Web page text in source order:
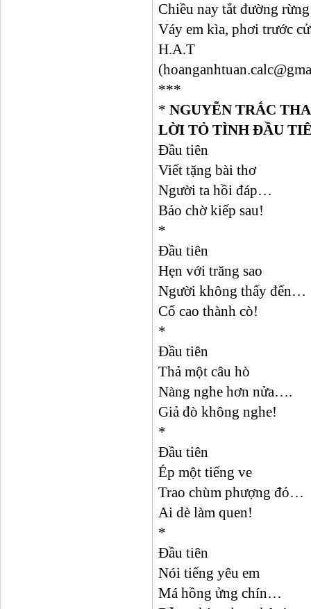
Chiều nay tắt đường
Váy em kìa, phơi trước
H.A.T
***
* NGUYỄN TRẮC
LỜI TỎ TÌNH ĐẦU
Đầu tiên
Viết tặng bài thơ
Người ta hồi đáp…
Bảo chờ kiếp sau!
*
Đầu tiên
Hẹn với trăng sao
Người không thấy đến…
Cổ cao thành cò!
*
Đầu tiên
Thả một câu hò
Nàng nghe hơn nửa….
Giả đò không nghe!
*
Đầu tiên
Ép một tiếng ve
Trao chùm phượng đỏ…
Ai dè làm quen!
*
Đầu tiên
Nói tiếng yêu em
Má hồng ửng chín…